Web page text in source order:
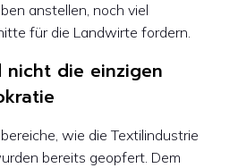
anstellen, noch viel
für die Landwirte fordern.
nicht die einzigen
wie die Textilindustrie
bereits geopfert. Dem